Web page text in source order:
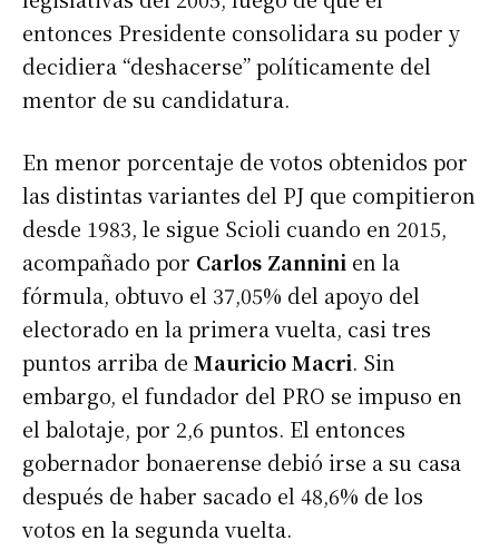
entonces Presidente consolidara su poder y
decidiera “deshacerse” políticamente del
mentor de su candidatura.
En menor porcentaje de votos obtenidos por
las distintas variantes del PJ que compitieron
desde 1983, le sigue Scioli cuando en 2015,
acompañado por Carlos Zannini en la
fórmula, obtuvo el 37,05% del apoyo del
electorado en la primera vuelta, casi tres
puntos arriba de Mauricio Macri. Sin
embargo, el fundador del PRO se impuso en
el balotaje, por 2,6 puntos. El entonces
gobernador bonaerense debió irse a su casa
después de haber sacado el 48,6% de los
votos en la segunda vuelta.